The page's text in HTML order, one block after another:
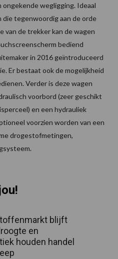
wegligging. Ideaal
tegenwoordig aan de orde
van de trekker kan de wagen
bediend
in 2016 geïntroduceerd
Er bestaat ook de mogelijkheid
Verder is deze wagen
voorbord (zeer geschikt
en een hydrauliek
voorzien worden van een
drogestofmetingen,
blijft
en
houden handel